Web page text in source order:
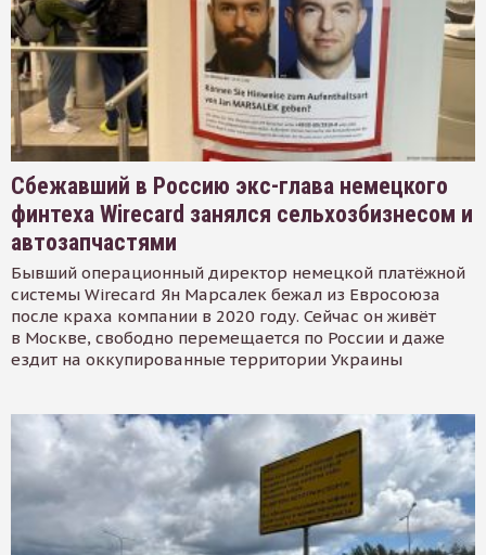
Сбежавший в Россию экс-глава немецкого
финтеха Wirecard занялся сельхозбизнесом и
автозапчастями
Бывший операционный директор немецкой платёжной
системы Wirecard Ян Марсалек бежал из Евросоюза
после краха компании в 2020 году. Сейчас он живёт
в Москве, свободно перемещается по России и даже
ездит на оккупированные территории Украины